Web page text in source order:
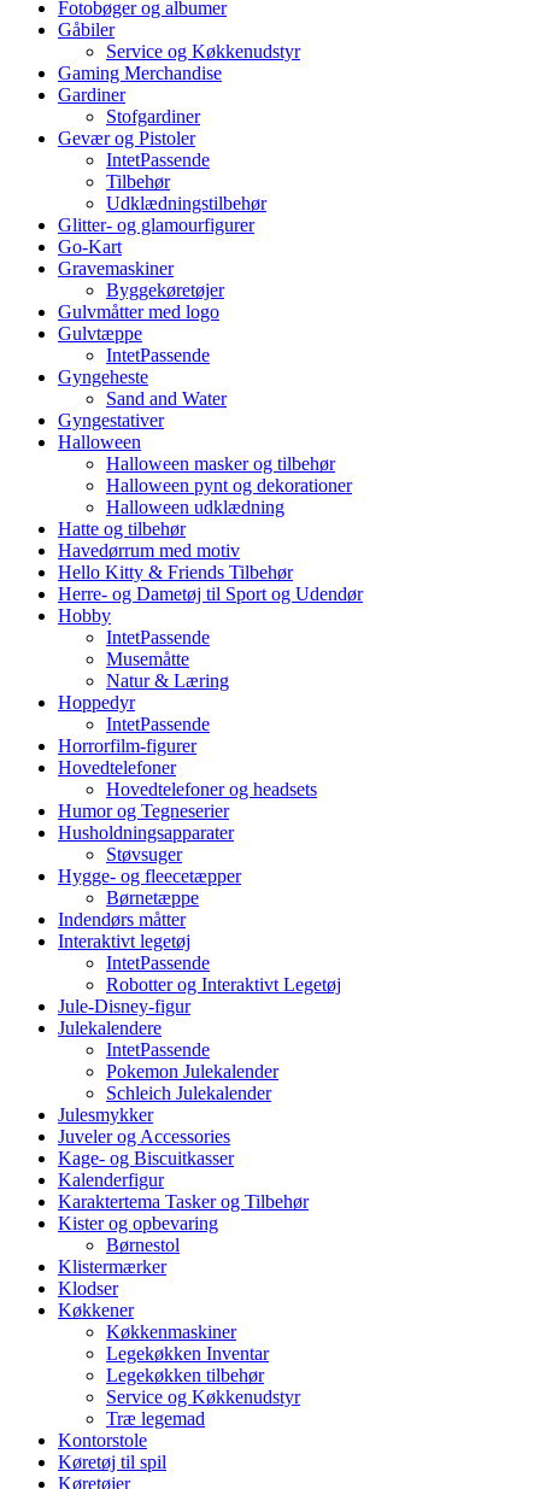
Fotobøger og albumer
Gåbiler
Service og Køkkenudstyr
Gaming Merchandise
Gardiner
Stofgardiner
Gevær og Pistoler
IntetPassende
Tilbehør
Udklædningstilbehør
Glitter- og glamourfigurer
Go-Kart
Gravemaskiner
Byggekøretøjer
Gulvmåtter med logo
Gulvtæppe
IntetPassende
Gyngeheste
Sand and Water
Gyngestativer
Halloween
Halloween masker og tilbehør
Halloween pynt og dekorationer
Halloween udklædning
Hatte og tilbehør
Havedørrum med motiv
Hello Kitty & Friends Tilbehør
Herre- og Dametøj til Sport og Udendør
Hobby
IntetPassende
Musemåtte
Natur & Læring
Hoppedyr
IntetPassende
Horrorfilm-figurer
Hovedtelefoner
Hovedtelefoner og headsets
Humor og Tegneserier
Husholdningsapparater
Støvsuger
Hygge- og fleecetæpper
Børnetæppe
Indendørs måtter
Interaktivt legetøj
IntetPassende
Robotter og Interaktivt Legetøj
Jule-Disney-figur
Julekalendere
IntetPassende
Pokemon Julekalender
Schleich Julekalender
Julesmykker
Juveler og Accessories
Kage- og Biscuitkasser
Kalenderfigur
Karaktertema Tasker og Tilbehør
Kister og opbevaring
Børnestol
Klistermærker
Klodser
Køkkener
Køkkenmaskiner
Legekøkken Inventar
Legekøkken tilbehør
Service og Køkkenudstyr
Træ legemad
Kontorstole
Køretøj til spil
Køretøjer